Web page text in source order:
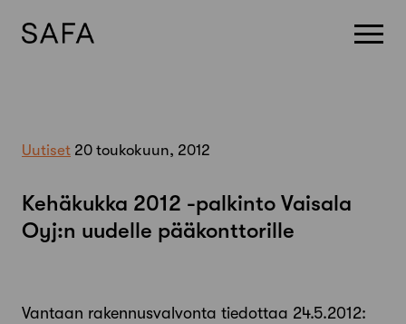
Uutiset 20 toukokuun, 2012
Kehäkukka 2012 -palkinto Vaisala
Oyj:n uudelle pääkonttorille
Vantaan rakennusvalvonta tiedottaa 24.5.2012: